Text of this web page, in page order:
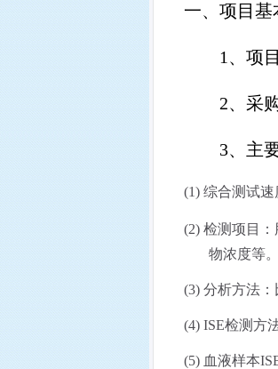
一、项目基
1、 项
2、 采
3、 主
(1) 综合测试
(2) 检测项目
物浓度等。
(3) 分析方法：
(4) ISE检测方
(5) 血液样本